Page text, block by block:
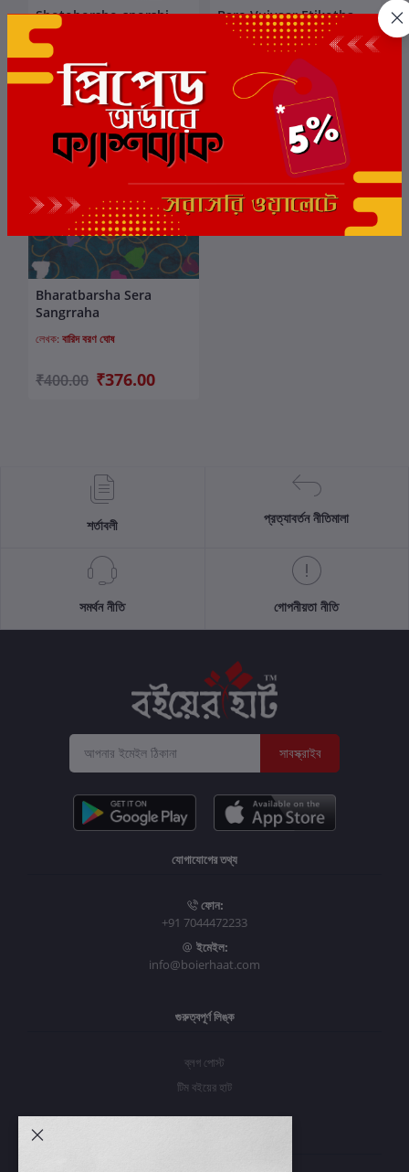
কার্টে যোগ করুন
Shotoborsho-sporshi
Itikatha
লেখক: বারিদ বরণ ঘোষ
₹80.00
কার্টে যোগ করুন
Baro Vuiyaar Etikotha
বারিদ বরণ ঘোষ
₹150.00
6%
কার্টে যোগ করুন
Bharatbarsha Sera
Sangrraha
লেখক: বারিদ বরণ ঘোষ
₹400.00 ₹376.00
শর্তাবলী প্রত্যাবর্তন নীতিমালা
সমর্থন নীতি গোপনীয়তা নীতি
সাবস্ক্রাইব
যোগাযোগের তথ্য
ফোন:
+91 7044472233
ইমেইল:
info@boierhaat.com
গুরুত্বপূর্ণ লিঙ্ক
ব্লগ পোস্ট
টিম বইয়ের হাট